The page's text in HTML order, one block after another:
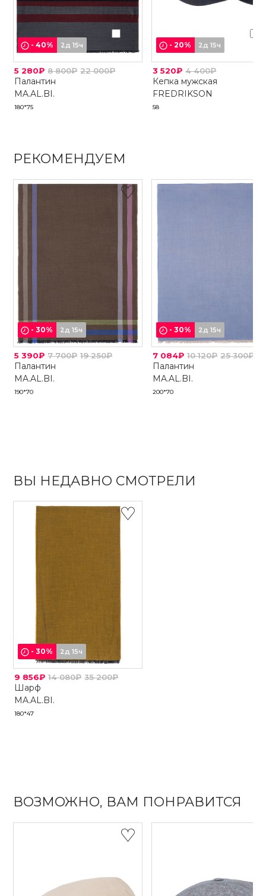
-40% 2д 15ч
5 280₽ 8 800₽ 22 000₽
Палантин
MA.AL.BI.
180*75
-20% 2д 15ч
3 520₽ 4 400₽
Кепка мужская
FREDRIKSON
58
РЕКОМЕНДУЕМ
-30% 2д 15ч
5 390₽ 7 700₽ 19 250₽
Палантин
MA.AL.BI.
190*70
-30% 2д 15ч
7 084₽ 10 120₽ 25 300₽
Палантин
MA.AL.BI.
200*70
ВЫ НЕДАВНО СМОТРЕЛИ
-30% 2д 15ч
9 856₽ 14 080₽ 35 200₽
Шарф
MA.AL.BI.
180*47
ВОЗМОЖНО, ВАМ ПОНРАВИТСЯ